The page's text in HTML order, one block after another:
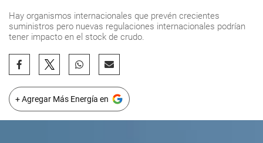
Hay organismos internacionales que prevén crecientes
suministros pero nuevas regulaciones internacionales podrían
tener impacto en el stock de crudo.
+ Agregar Más Energía en